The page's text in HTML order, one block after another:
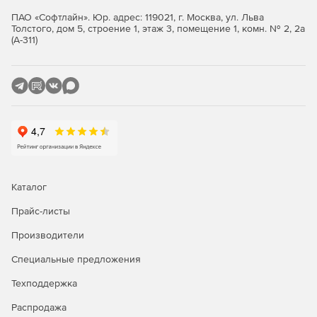
Exchange Online с мобильного устройства, отвечающее
всем нормативным требованиям.
Защита на первом плане
и является самой надежной и защищенной платформой
для инфраструктуры обмена сообщениями.
Exchange Server 2019 использует доступные
чем когда-либо, а также интеллектуально управляет
пользователям работать еще продуктивнее.
Безопасность
ПАО «Софтлайн». Юр. адрес: 119021, г. Москва, ул. Льва
Толстого, дом 5, строение 1, этаж 3, помещение 1, комн. № 2, 2а
(А-311)
Каталог
Прайс-листы
Производители
Специальные предложения
Техподдержка
Распродажа